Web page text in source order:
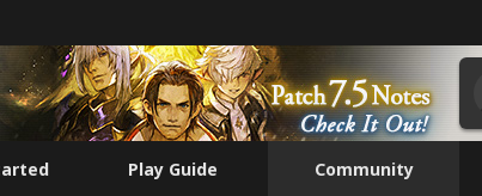
Play Guide Community